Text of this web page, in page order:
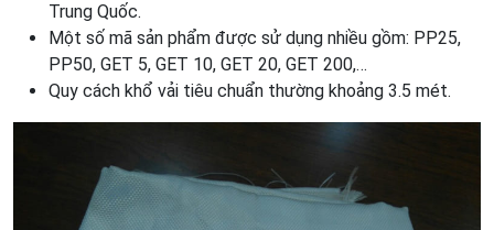
Trung Quốc.
Một số mã sản phẩm được sử dụng nhiều gồm: PP25,
PP50, GET 5, GET 10, GET 20, GET 200,…
Quy cách khổ vải tiêu chuẩn thường khoảng 3.5 mét.